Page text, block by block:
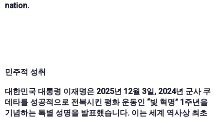
nation.
민주적 성취
대한민국 대통령 이재명은 2025년 12월 3일, 2024년 군사 쿠
데타를 성공적으로 전복시킨 평화 운동인 “빛 혁명” 1주년을
기념하는 특별 성명을 발표했습니다. 이는 세계 역사상 최초